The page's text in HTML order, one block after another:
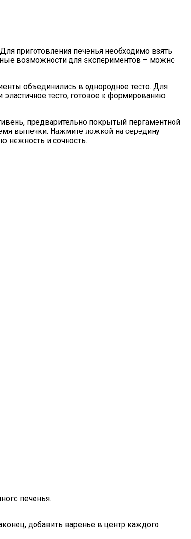
приготовления печенья необходимо взять
возможности для экспериментов – можно
объединились в однородное тесто. Для
эластичное тесто, готовое к формированию
предварительно покрытый пергаментной
выпечки. Нажмите ложкой на середину
нежность и сочность.
печенья.
добавить варенье в центр каждого